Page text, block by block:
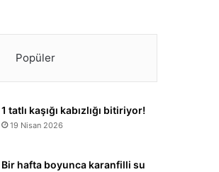
Popüler
1 tatlı kaşığı kabızlığı bitiriyor!
19 Nisan 2026
Bir hafta boyunca karanfilli su